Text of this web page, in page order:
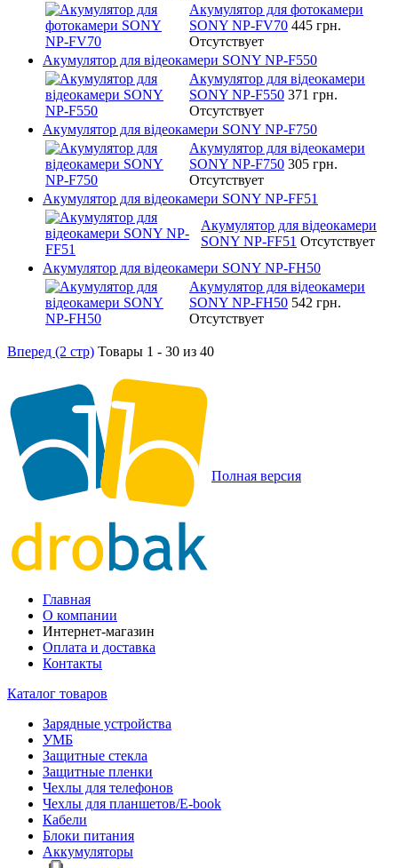
Акумулятор для фотокамери
SONY NP-FV70 445 грн.
Отсутствует
Акумулятор для відеокамери SONY NP-F550
Акумулятор для відеокамери
SONY NP-F550 371 грн.
Отсутствует
Акумулятор для відеокамери SONY NP-F750
Акумулятор для відеокамери
SONY NP-F750 305 грн.
Отсутствует
Акумулятор для відеокамери SONY NP-FF51
Акумулятор для відеокамери
SONY NP-FF51 Отсутствует
Акумулятор для відеокамери SONY NP-FH50
Акумулятор для відеокамери
SONY NP-FH50 542 грн.
Отсутствует
Вперед (2 стр) Товары 1 - 30 из 40
Полная версия
Главная
О компании
Интернет-магазин
Оплата и доставка
Контакты
Каталог товаров
Зарядные устройства
УМБ
Защитные стекла
Защитные пленки
Чехлы для телефонов
Чехлы для планшетов/E-book
Кабели
Блоки питания
Аккумуляторы